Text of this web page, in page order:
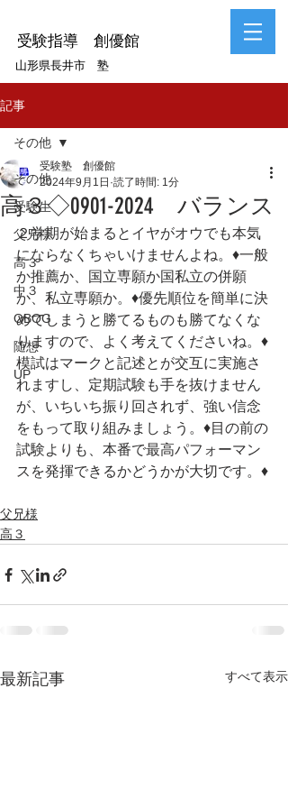
受験指導 創優館
山形県長井市 塾
記事
その他
受験生
父兄様
高３
中３
OBOG
随想
UP
その他
高３◇0901-2024 バランス
受験塾 創優館
2024年9月1日 読了時間: 1分
２学期が始まるとイヤがオウでも本気
にならなくちゃいけませんよね。♦一般
か推薦か、国立専願か国私立の併願
か、私立専願か。♦優先順位を簡単に決
めてしまうと勝てるものも勝てなくな
りますので、よく考えてくださいね。♦
模試はマークと記述とが交互に実施さ
れますし、定期試験も手を抜けません
が、いちいち振り回されず、強い信念
をもって取り組みましょう。♦目の前の
試験よりも、本番で最高パフォーマン
スを発揮できるかどうかが大切です。♦
父兄様
高３
最新記事 すべて表示